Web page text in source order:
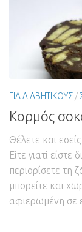
ΓΙΑ ΔΙΑΒΗΤΙΚΟΥΣ /
Κορμός
Θέλετε και
Είτε γιατί
περιορίσετε τη
μπορείτε και
αφιερωμένη σε